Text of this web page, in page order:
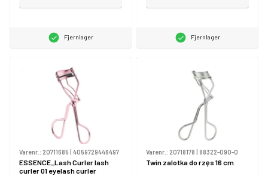
Fjernlager Fjernlager
Varenr.: 20711685 4059729446497
ESSENCE_Lash Curler lash
curler 01 eyelash curler
Varenr.: 20718178 88322-090-0
Twin zalotka do rzęs 16 cm